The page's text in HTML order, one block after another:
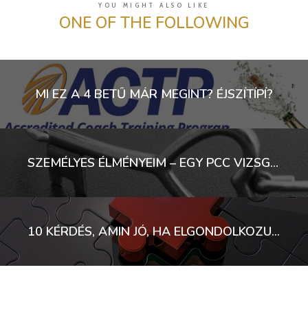
YOU MIGHT ALSO LIKE
ONE OF THE FOLLOWING
MI EZ A 4 BETŰ MÁR MEGINT? ÉJSZÍTÍPÍ?
SZEMÉLYES ÉLMÉNYEIM – EGY PCC VIZSGA MARGÓJÁRA
10 KÉRDÉS, AMIN JÓ, HA ELGONDOLKOZUNK, AMIKOR COACH KÉPZÉST KERESÜNK